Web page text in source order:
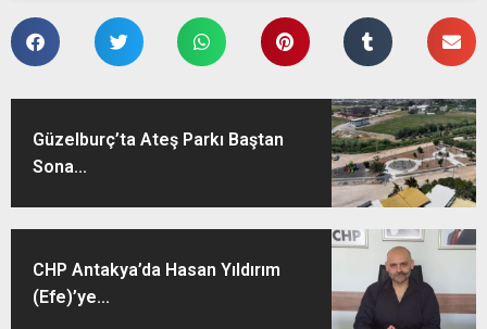
Güzelburç’ta Ateş Parkı Baştan
Sona...
CHP Antakya’da Hasan Yıldırım
(Efe)’ye...